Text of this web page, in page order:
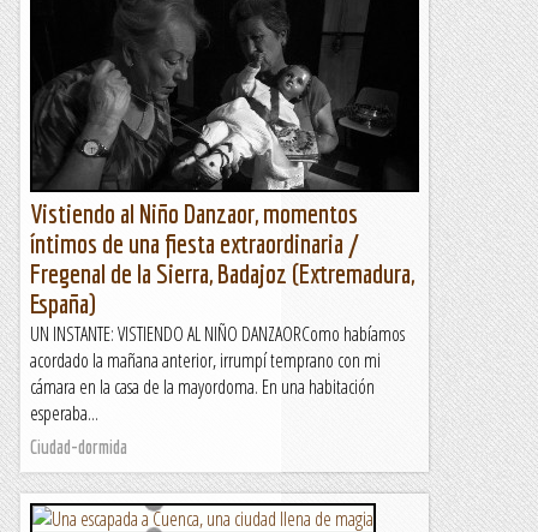
Vistiendo al Niño Danzaor, momentos
íntimos de una fiesta extraordinaria /
Fregenal de la Sierra, Badajoz (Extremadura,
España)
UN INSTANTE: VISTIENDO AL NIÑO DANZAORComo habíamos
acordado la mañana anterior, irrumpí temprano con mi
cámara en la casa de la mayordoma. En una habitación
esperaba...
Ciudad-dormida